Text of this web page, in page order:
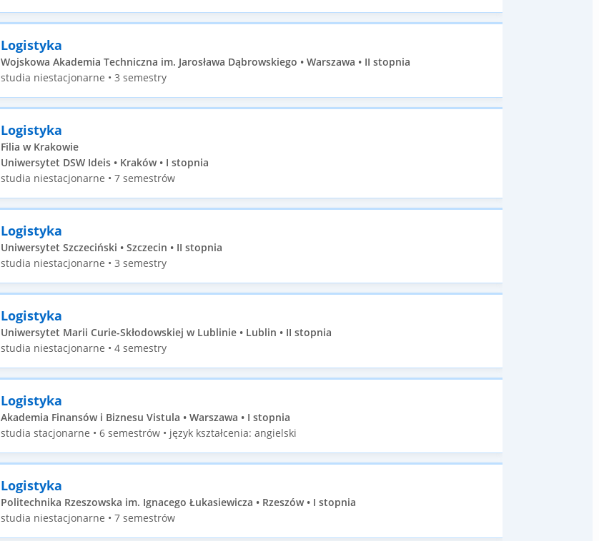
Logistyka
Wojskowa Akademia Techniczna im. Jarosława Dąbrowskiego • Warszawa • II stopnia
studia niestacjonarne • 3 semestry
Logistyka
Filia w Krakowie
Uniwersytet DSW Ideis • Kraków • I stopnia
studia niestacjonarne • 7 semestrów
Logistyka
Uniwersytet Szczeciński • Szczecin • II stopnia
studia niestacjonarne • 3 semestry
Logistyka
Uniwersytet Marii Curie-Skłodowskiej w Lublinie • Lublin • II stopnia
studia niestacjonarne • 4 semestry
Logistyka
Akademia Finansów i Biznesu Vistula • Warszawa • I stopnia
studia stacjonarne • 6 semestrów • język kształcenia: angielski
Logistyka
Politechnika Rzeszowska im. Ignacego Łukasiewicza • Rzeszów • I stopnia
studia niestacjonarne • 7 semestrów